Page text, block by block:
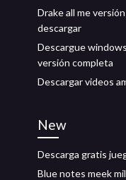
Drake all me
descargar
Descargue
versión completa
Descargar videos
New
Descarga gratis
Blue notes meek